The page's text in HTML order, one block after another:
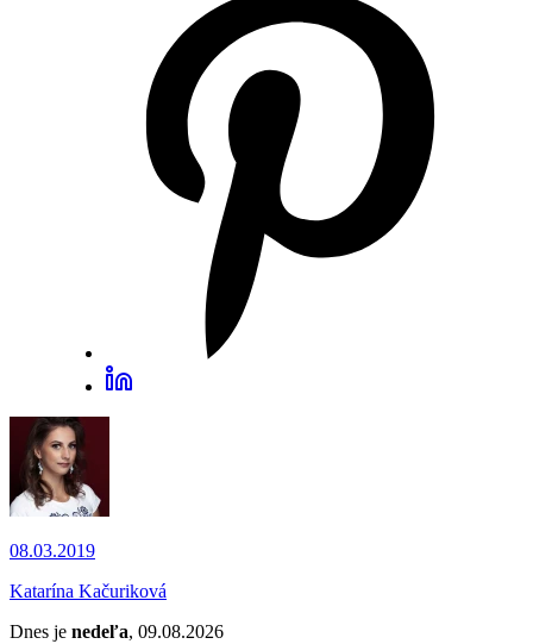
08.03.2019
Katarína Kačuriková
Dnes je nedeľa, 09.08.2026